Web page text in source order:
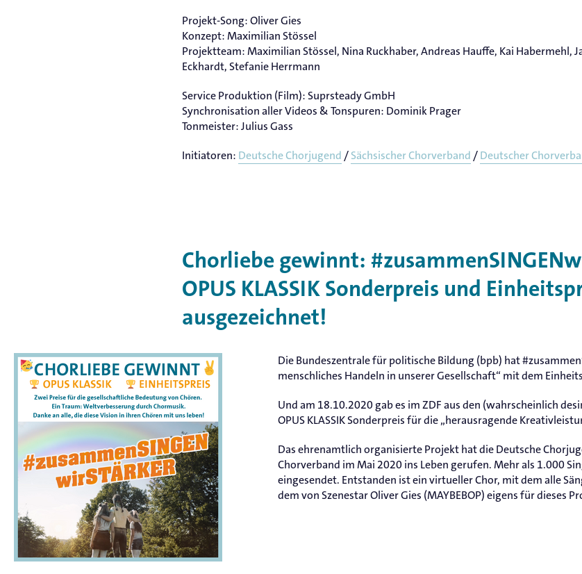
Projekt-Song: Oliver Gies
Konzept: Maximilian Stössel
Projektteam: Maximilian Stössel, Nina Ruckhaber, Andreas Hauffe, Kai Habermehl,
Eckhardt, Stefanie Herrmann
Service Produktion (Film): Suprsteady GmbH
Synchronisation aller Videos & Tonspuren: Dominik Prager
Tonmeister: Julius Gass
Initiatoren: Deutsche Chorjugend /Sächsischer Chorverband /Deutscher
Chorliebe gewinnt:
OPUS KLASSIK Sonderpreis und
ausgezeichnet!
Die Bundeszentrale für politische Bildung (bpb) hat
menschliches Handeln in unserer Gesellschaft“ mit dem
Und am 18.10.2020 gab es im ZDF aus den (wahrscheinlich
OPUS KLASSIK Sonderpreis für die „herausragende
Das ehrenamtlich organisierte Projekt hat die Deutsche
Chorverband im Mai 2020 ins Leben gerufen. Mehr als 1.000
eingesendet. Entstanden ist ein virtueller Chor, mit dem alle
dem von Szenestar Oliver Gies (MAYBEBOP) eigens für dieses